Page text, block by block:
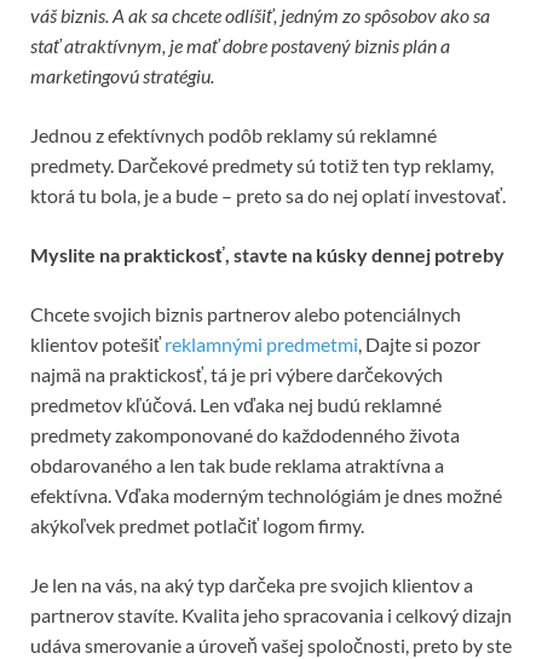
váš biznis. A ak sa chcete odlíšiť, jedným zo spôsobov ako sa
stať atraktívnym, je mať dobre postavený biznis plán a
marketingovú stratégiu.
Jednou z efektívnych podôb reklamy sú reklamné
predmety. Darčekové predmety sú totiž ten typ reklamy,
ktorá tu bola, je a bude – preto sa do nej oplatí investovať.
Myslite na praktickosť, stavte na kúsky dennej potreby
Chcete svojich biznis partnerov alebo potenciálnych
klientov potešiťreklamnými predmetmi, Dajte si pozor
najmä na praktickosť, tá je pri výbere darčekových
predmetov kľúčová. Len vďaka nej budú reklamné
predmety zakomponované do každodenného života
obdarovaného a len tak bude reklama atraktívna a
efektívna. Vďaka moderným technológiám je dnes možné
akýkoľvek predmet potlačiť logom firmy.
Je len na vás, na aký typ darčeka pre svojich klientov a
partnerov stavíte. Kvalita jeho spracovania i celkový dizajn
udáva smerovanie a úroveň vašej spoločnosti, preto by ste